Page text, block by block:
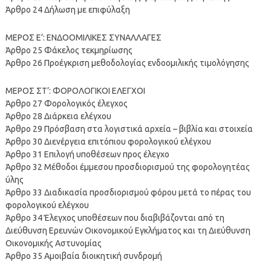
Άρθρο 24 Δήλωση με επιφύλαξη
ΜΕΡΟΣ Ε’: ΕΝΔΟΟΜΙΛΙΚΕΣ ΣΥΝΑΛΛΑΓΕΣ
Άρθρο 25 Φάκελος τεκμηρίωσης
Άρθρο 26 Προέγκριση μεθοδολογίας ενδοομιλικής τιμολόγησης
ΜΕΡΟΣ ΣΤ’: ΦΟΡΟΛΟΓΙΚΟΙ ΕΛΕΓΧΟΙ
Άρθρο 27 Φορολογικός έλεγχος
Άρθρο 28 Διάρκεια ελέγχου
Άρθρο 29 Πρόσβαση στα λογιστικά αρχεία – βιβλία και στοιχεία
Άρθρο 30 Διενέργεια επιτόπιου φορολογικού ελέγχου
Άρθρο 31 Επιλογή υποθέσεων προς έλεγχο
Άρθρο 32 Μέθοδοι έμμεσου προσδιορισμού της φορολογητέας
ύλης
Άρθρο 33 Διαδικασία προσδιορισμού φόρου μετά το πέρας του
φορολογικού ελέγχου
Άρθρο 34 Έλεγχος υποθέσεων που διαβιβάζονται από τη
Διεύθυνση Ερευνών Οικονομικού Εγκλήματος και τη Διεύθυνση
Οικονομικής Αστυνομίας
Άρθρο 35 Αμοιβαία διοικητική συνδρομή